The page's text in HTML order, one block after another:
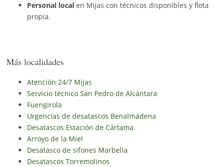
Personal localen Mijas con técnicos disponibles y flota
propia.
Más localidades
Atención 24/7 Mijas
Servicio técnico San Pedro de Alcántara
Fuengirola
Urgencias de desatascos Benalmádena
Desatascos Estación de Cártama
Arroyo de la Miel
Desatasco de sifones Marbella
Desatascos Torremolinos